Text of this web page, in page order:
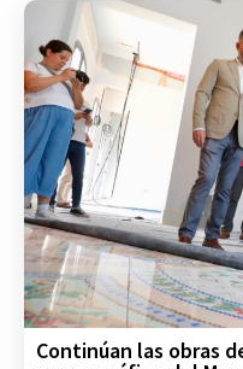
Continúan las obras